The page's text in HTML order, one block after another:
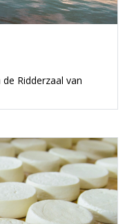
Ridderzaal van